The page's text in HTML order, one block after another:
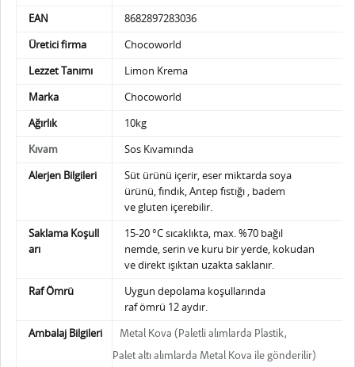
EAN
8682897283036
Üretici firma
Chocoworld
Lezzet Tanımı
Limon Krema
Marka
Chocoworld
Ağırlık
10kg
Kıvam
Sos Kıvamında
Alerjen Bilgileri
Süt ürünü içerir, eser miktarda soya
ürünü, fındık, Antep fıstığı , badem
ve gluten içerebilir.
Saklama Koşull
arı
15-20 °C sıcaklıkta, max. %70 bağıl
nemde, serin ve kuru bir yerde, kokudan
ve direkt ışıktan uzakta saklanır.
Raf Ömrü
Uygun depolama koşullarında
raf ömrü 12 aydır.
Ambalaj Bilgileri
Metal Kova (Paletli alımlarda Plastik,
Palet altı alımlarda Metal Kova ile gönderilir)